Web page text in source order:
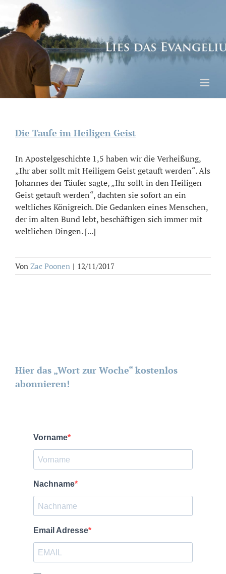
content
Die Taufe im Heiligen Geist
In Apostelgeschichte 1,5 haben wir die Verheißung,
„Ihr aber sollt mit Heiligem Geist getauft werden“. Als
Johannes der Täufer sagte, „Ihr sollt in den Heiligen
Geist getauft werden“, dachten sie sofort an ein
weltliches Königreich. Die Gedanken eines Menschen,
der im alten Bund lebt, beschäftigen sich immer mit
weltlichen Dingen. [...]
Von Zac Poonen | 12/11/2017
Hier das „Wort zur Woche“ kostenlos
abonnieren!